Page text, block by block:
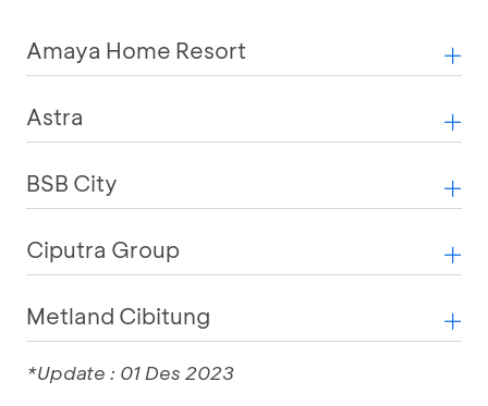
Amaya Home Resort
Astra
BSB City
Ciputra Group
Metland Cibitung
*Update : 01 Des 2023